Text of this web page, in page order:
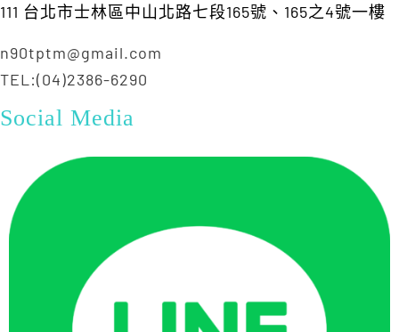
111 台北市士林區中山北路七段165號、165之4號一樓
n90tptm@gmail.com
TEL:(04)2386-6290
Social Media